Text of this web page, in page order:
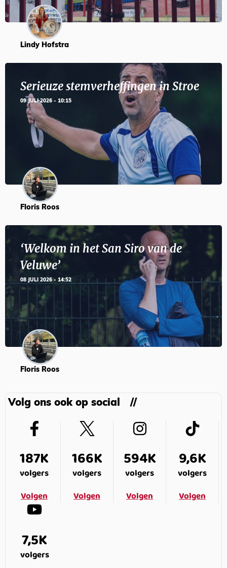
Lindy Hofstra
Serieuze stemverheffingen in Stroe
09 JULI 2026 - 10:15
Floris Roos
‘Welkom in het San Siro van de
Veluwe’
08 JULI 2026 - 14:52
Floris Roos
Volg ons ook op social
187K
volgers
Volgen
166K
volgers
Volgen
594K
volgers
Volgen
9,6K
volgers
Volgen
7,5K
volgers